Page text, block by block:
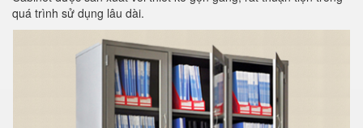
quá trình sử dụng lâu dài.